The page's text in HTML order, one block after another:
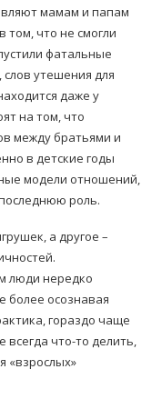
мамам и папам
том, что не смогли
фатальные
утешения для
даже у
на том, что
между братьями и
в детские годы
модели отношений,
роль.
а другое –
люди нередко
более осознавая
гораздо чаще
что-то делить,
«взрослых»